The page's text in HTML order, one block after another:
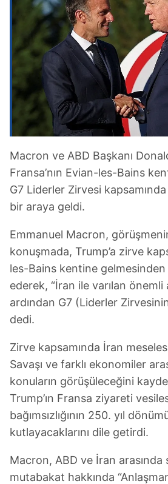
Macron ve ABD Başkanı
Fransa’nın Evian-les-Bains
G7 Liderler Zirvesi
bir araya geldi.
Emmanuel Macron,
konuşmada, Trump’a zirve
les-Bains kentine
ederek, “İran ile varılan önemli
ardından G7 (Liderler
dedi.
Zirve kapsamında İran
Savaşı ve farklı ekonomiler
konuların görüşüleceğini
Trump’ın Fransa ziyareti
bağımsızlığının 250. yıl
kutlayacaklarını dile getirdi.
Macron, ABD ve İran arasında
mutabakat hakkında